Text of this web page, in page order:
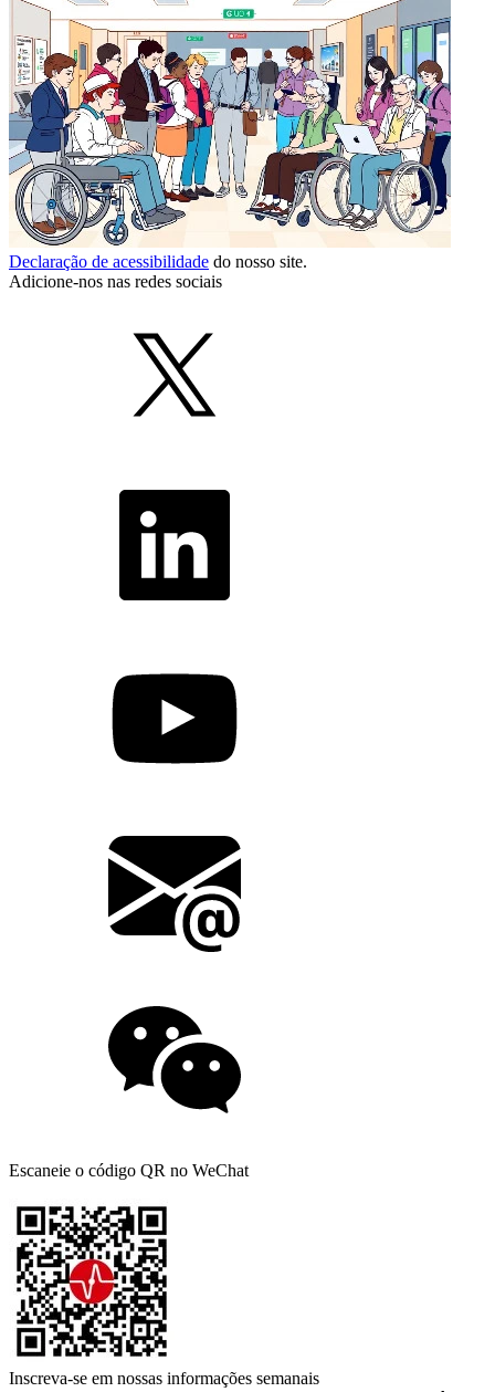
Declaração de acessibilidade do nosso site.
Adicione-nos nas redes sociais
Escaneie o código QR no WeChat
Inscreva-se em nossas informações semanais